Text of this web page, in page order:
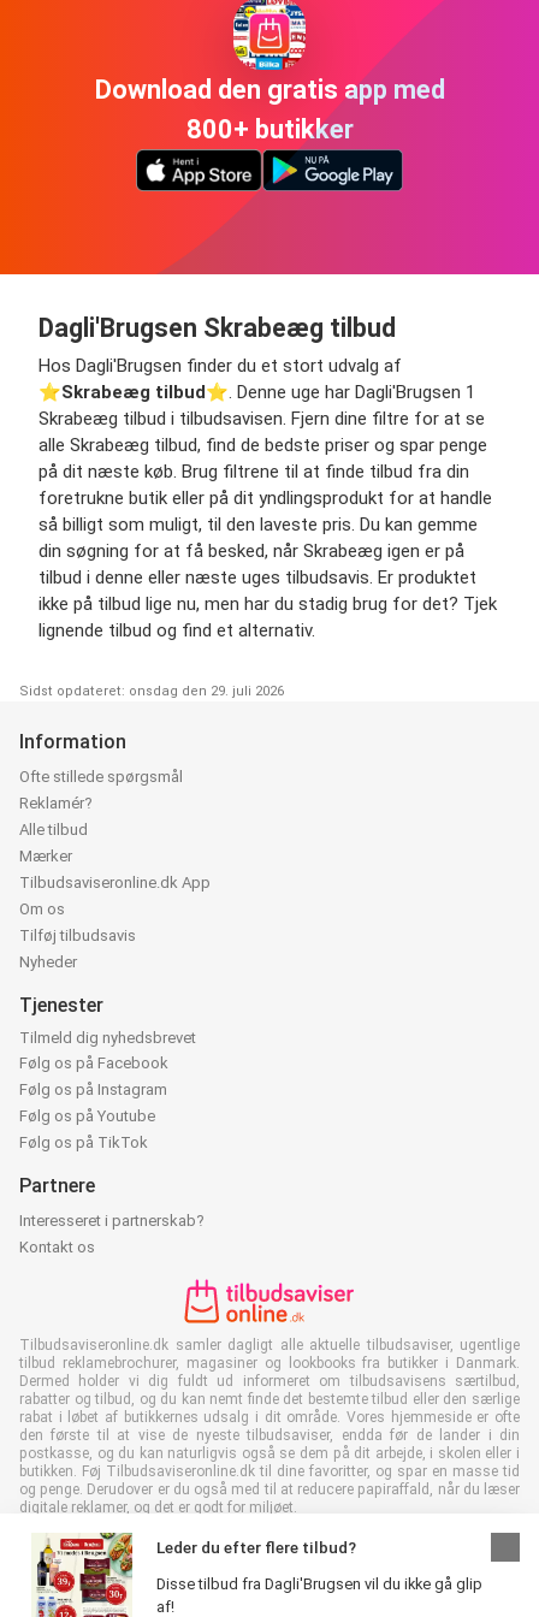
Download den gratis app med
800+ butikker
Dagli'Brugsen Skrabeæg tilbud
Hos Dagli'Brugsen finder du et stort udvalg af
⭐️Skrabeæg tilbud⭐️. Denne uge har Dagli'Brugsen 1
Skrabeæg tilbud i tilbudsavisen. Fjern dine filtre for at se
alle Skrabeæg tilbud, find de bedste priser og spar penge
på dit næste køb. Brug filtrene til at finde tilbud fra din
foretrukne butik eller på dit yndlingsprodukt for at handle
så billigt som muligt, til den laveste pris. Du kan gemme
din søgning for at få besked, når Skrabeæg igen er på
tilbud i denne eller næste uges tilbudsavis. Er produktet
ikke på tilbud lige nu, men har du stadig brug for det? Tjek
lignende tilbud og find et alternativ.
Sidst opdateret: onsdag den 29. juli 2026
Leder du efter flere tilbud?
Disse tilbud fra Dagli'Brugsen vil du ikke gå glip
af!
Information
Ofte stillede spørgsmål
Reklamér?
Alle tilbud
Mærker
Tilbudsaviseronline.dk App
Om os
Tilføj tilbudsavis
Nyheder
Tjenester
Tilmeld dig nyhedsbrevet
Følg os på Facebook
Følg os på Instagram
Følg os på Youtube
Følg os på TikTok
Partnere
Interesseret i partnerskab?
Kontakt os
Tilbudsaviseronline.dk samler dagligt alle aktuelle tilbudsaviser, ugentlige
tilbud reklamebrochurer, magasiner og lookbooks fra butikker i Danmark.
Dermed holder vi dig fuldt ud informeret om tilbudsavisens særtilbud,
rabatter og tilbud, og du kan nemt finde det bestemte tilbud eller den særlige
rabat i løbet af butikkernes udsalg i dit område. Vores hjemmeside er ofte
den første til at vise de nyeste tilbudsaviser, endda før de lander i din
postkasse, og du kan naturligvis også se dem på dit arbejde, i skolen eller i
butikken. Føj Tilbudsaviseronline.dk til dine favoritter, og spar en masse tid
og penge. Derudover er du også med til at reducere papiraffald, når du læser
digitale reklamer, og det er godt for miljøet.